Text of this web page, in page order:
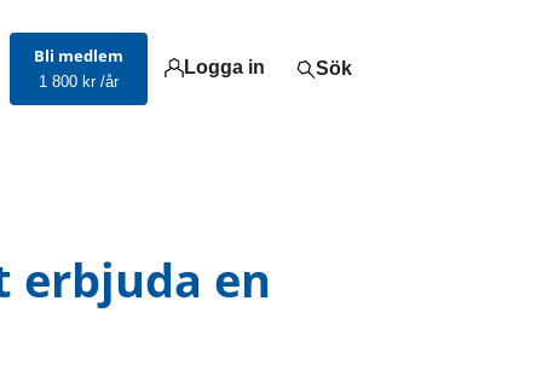
Bli medlem
1 800 kr /år
Logga in Sök
erbjuda en